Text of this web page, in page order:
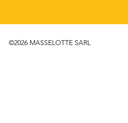
©2026 MASSELOTTE SARL